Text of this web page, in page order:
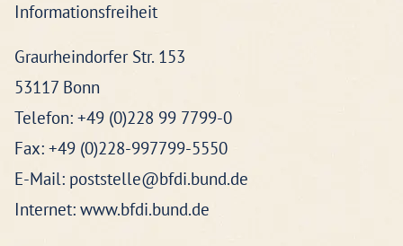
Informationsfreiheit
Graurheindorfer Str. 153
53117 Bonn
Telefon: +49 (0)228 99 7799-0
Fax: +49 (0)228-997799-5550
E-Mail: poststelle@bfdi.bund.de
Internet: www.bfdi.bund.de